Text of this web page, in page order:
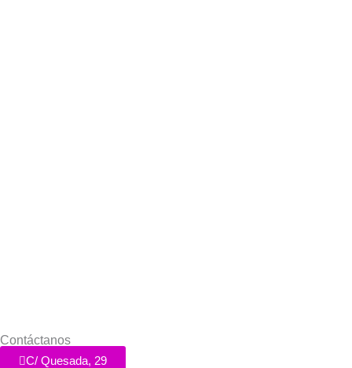
Contáctanos
C/ Quesada, 29